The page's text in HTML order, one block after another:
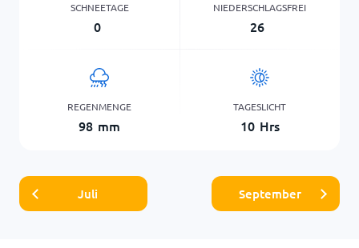
SCHNEETAGE
0
NIEDERSCHLAGSFREI
26
REGENMENGE
98 mm
TAGESLICHT
10 Hrs
Juli September